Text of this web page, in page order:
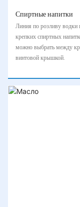
Спиртные напитки
Линия по розливу водки
крепких спиртных
можно выбрать между
винтовой крышкой.